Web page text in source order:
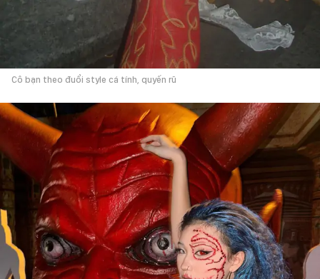
Cô bạn theo đuổi style cá tính, quyến rũ